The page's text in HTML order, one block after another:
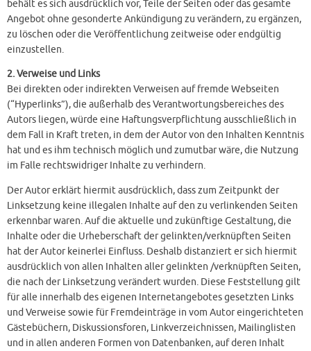
behält es sich ausdrücklich vor, Teile der Seiten oder das gesamte
Angebot ohne gesonderte Ankündigung zu verändern, zu ergänzen,
zu löschen oder die Veröffentlichung zeitweise oder endgültig
einzustellen.
2. Verweise und Links
Bei direkten oder indirekten Verweisen auf fremde Webseiten
(“Hyperlinks”), die außerhalb des Verantwortungsbereiches des
Autors liegen, würde eine Haftungsverpflichtung ausschließlich in
dem Fall in Kraft treten, in dem der Autor von den Inhalten Kenntnis
hat und es ihm technisch möglich und zumutbar wäre, die Nutzung
im Falle rechtswidriger Inhalte zu verhindern.
Der Autor erklärt hiermit ausdrücklich, dass zum Zeitpunkt der
Linksetzung keine illegalen Inhalte auf den zu verlinkenden Seiten
erkennbar waren. Auf die aktuelle und zukünftige Gestaltung, die
Inhalte oder die Urheberschaft der gelinkten/verknüpften Seiten
hat der Autor keinerlei Einfluss. Deshalb distanziert er sich hiermit
ausdrücklich von allen Inhalten aller gelinkten /verknüpften Seiten,
die nach der Linksetzung verändert wurden. Diese Feststellung gilt
für alle innerhalb des eigenen Internetangebotes gesetzten Links
und Verweise sowie für Fremdeinträge in vom Autor eingerichteten
Gästebüchern, Diskussionsforen, Linkverzeichnissen, Mailinglisten
und in allen anderen Formen von Datenbanken, auf deren Inhalt